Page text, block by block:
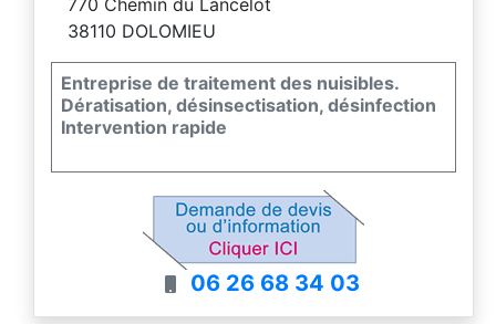
38110 DOLOMIEU
Entreprise de traitement des nuisibles.
Dératisation, désinsectisation, désinfection
Intervention rapide
06 26 68 34 03